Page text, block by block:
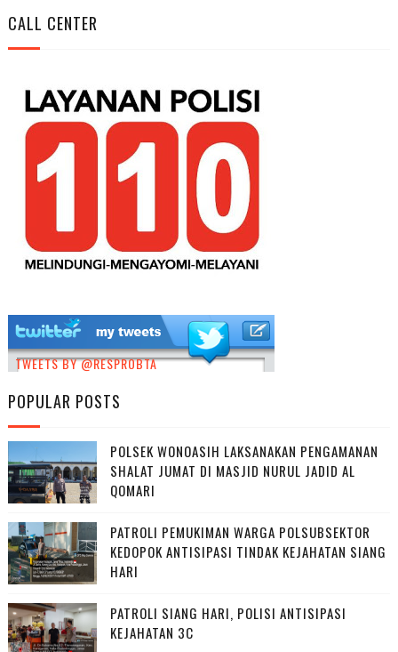
CALL CENTER
TWEETS BY @RESPROBTA
POPULAR POSTS
POLSEK WONOASIH LAKSANAKAN PENGAMANAN
SHALAT JUMAT DI MASJID NURUL JADID AL
QOMARI
PATROLI PEMUKIMAN WARGA POLSUBSEKTOR
KEDOPOK ANTISIPASI TINDAK KEJAHATAN SIANG
HARI
PATROLI SIANG HARI, POLISI ANTISIPASI
KEJAHATAN 3C